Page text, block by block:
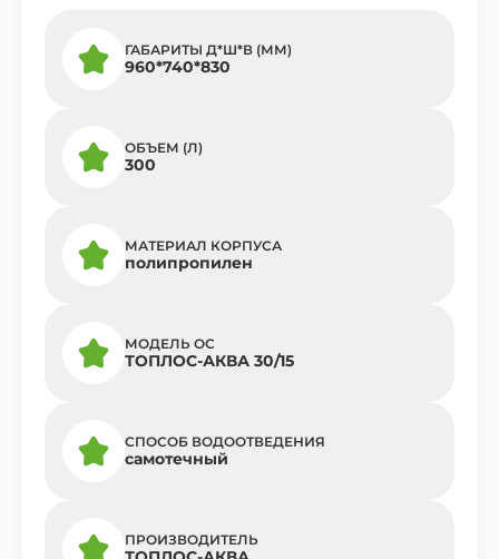
ГАБАРИТЫ Д*Ш*В (ММ)
960*740*830
ОБЪЕМ (Л)
300
МАТЕРИАЛ КОРПУСА
полипропилен
МОДЕЛЬ ОС
ТОПЛОС-АКВА 30/15
СПОСОБ ВОДООТВЕДЕНИЯ
самотечный
ПРОИЗВОДИТЕЛЬ